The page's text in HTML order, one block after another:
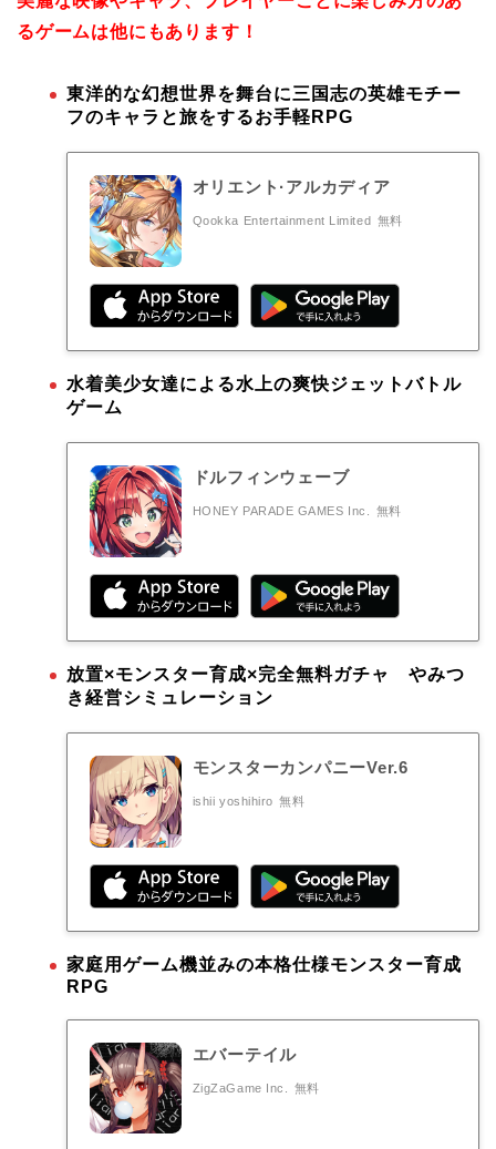
るゲームは他にもあります！
東洋的な幻想世界を舞台に三国志の英雄モチー
フのキャラと旅をするお手軽RPG
オリエント·アルカディア
Qookka Entertainment Limited 無料
水着美少女達による水上の爽快ジェットバトル
ゲーム
ドルフィンウェーブ
HONEY PARADE GAMES Inc. 無料
放置×モンスター育成×完全無料ガチャ やみつ
き経営シミュレーション
モンスターカンパニーVer.6
ishii yoshihiro 無料
家庭用ゲーム機並みの本格仕様モンスター育成
RPG
エバーテイル
ZigZaGame Inc. 無料